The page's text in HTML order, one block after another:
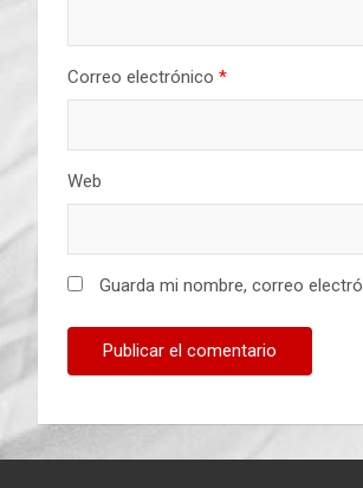
Correo electrónico *
Web
Guarda mi nombre, correo